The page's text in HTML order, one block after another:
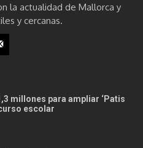
la actualidad de Mallorca y
y cercanas.
millones para ampliar ‘Patis
escolar